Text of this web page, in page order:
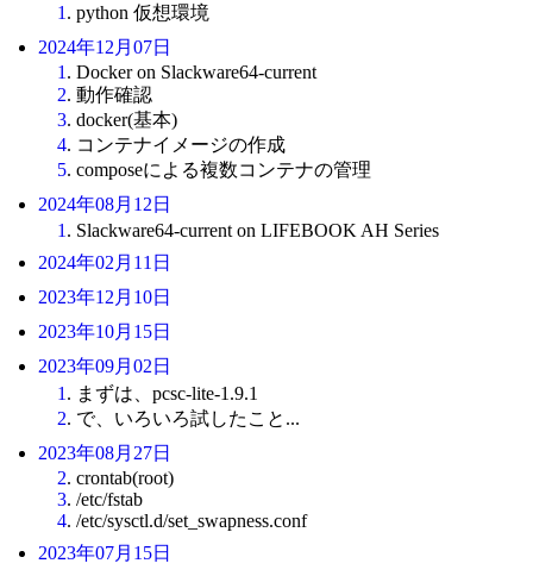
1 . python 仮想環境
2024年12月07日
1 . Docker on Slackware64-current
2. 動作確認
3. docker(基本)
4. コンテナイメージの作成
5. composeによる複数コンテナの管理
2024年08月12日
1 . Slackware64-current on LIFEBOOK AH Series
2024年02月11日
2023年12月10日
2023年10月15日
2023年09月02日
1 . まずは、pcsc-lite-1.9.1
2. で、いろいろ試したこと...
2023年08月27日
2. crontab(root)
3. /etc/fstab
4. /etc/sysctl.d/set_swapness.conf
2023年07月15日